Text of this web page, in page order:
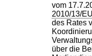
vom
2010/13/EU
des Rates
über die